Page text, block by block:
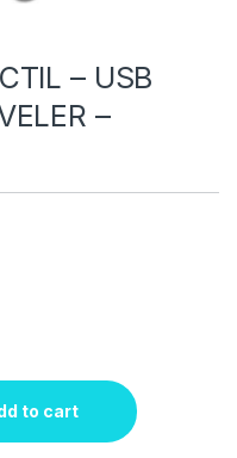
– USB
–
to cart